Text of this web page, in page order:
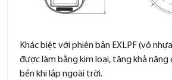
Khác biệt với phiên bản EXLPF (vỏ
được làm bằng kim loại, tăng khả năng
bền khi lắp ngoài trời.